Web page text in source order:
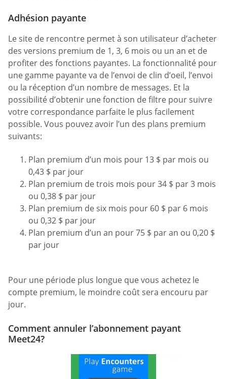
Adhésion payante
Le site de rencontre permet à son utilisateur d’acheter
des versions premium de 1, 3, 6 mois ou un an et de
profiter des fonctions payantes. La fonctionnalité pour
une gamme payante va de l’envoi de clin d’oeil, l’envoi
ou la réception d’un nombre de messages. Et la
possibilité d’obtenir une fonction de filtre pour suivre
votre correspondance parfaite le plus facilement
possible. Vous pouvez avoir l’un des plans premium
suivants:
Plan premium d’un mois pour 13 $ par mois ou
0,43 $ par jour
Plan premium de trois mois pour 34 $ par 3 mois
ou 0,38 $ par jour
Plan premium de six mois pour 60 $ par 6 mois
ou 0,32 $ par jour
Plan premium d’un an pour 75 $ par an ou 0,20 $
par jour
Pour une période plus longue que vous achetez le
compte premium, le moindre coût sera encouru par
jour.
Comment annuler l’abonnement payant
Meet24?